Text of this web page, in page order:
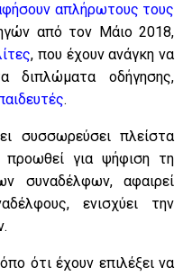
απλήρωτους τους
από τον Μάιο 2018,
, που έχουν ανάγκη να
οδήγησης,
.
συσσωρεύσει πλείστα
για ψήφιση τη
συναδέλφων, αφαιρεί
ενισχύει την
ότι έχουν επιλέξει να